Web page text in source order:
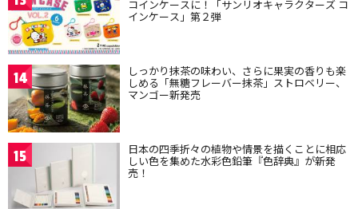
コインケースに！「サンリオキャラクターズ コ
インケース」第２弾
14 しっかり抹茶の味わい、さらに果実の香りも楽
しめる「無糖フレーバー抹茶」ストロベリー、
マンゴー新発売
15 日本の四季折々の植物や情景を描くことに相応
しい色を集めた水彩色鉛筆『色辞典』が新発
売！